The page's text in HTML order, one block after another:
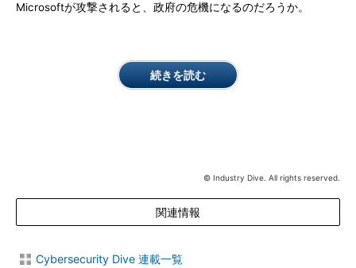
Microsoftが攻撃されると、政府の危機になるのだろうか。
続きを読む
© Industry Dive. All rights reserved.
関連情報
Cybersecurity Dive 連載一覧